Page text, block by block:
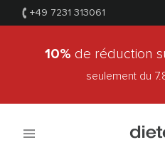
+49 7231 313061
10% de réduction
seulement du